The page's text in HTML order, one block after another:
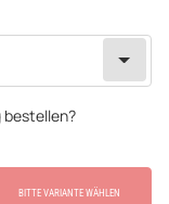
bestellen?
BITTE VARIANTE WÄHLEN